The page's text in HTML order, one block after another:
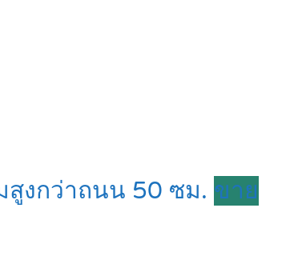
สูงกว่าถนน 50 ซม. ขาย